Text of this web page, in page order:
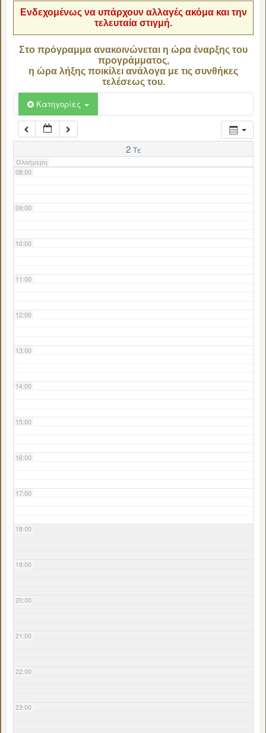
Ενδεχομένως να υπάρχουν αλλαγές ακόμα και την
τελευταία στιγμή.
Στο πρόγραμμα ανακοινώνεται η ώρα έναρξης του
προγράμματος,
η ώρα λήξης ποικίλει ανάλογα με τις συνθήκες
τελέσεως του.
Κατηγορίες
2 Τε
Ολοήμερη
06:00
07:00
08:00
09:00
10:00
11:00
12:00
13:00
14:00
15:00
16:00
17:00
18:00
19:00
20:00
21:00
22:00
23:00